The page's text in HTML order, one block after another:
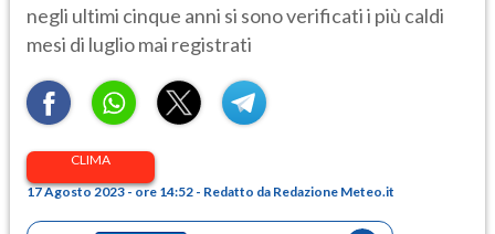
negli ultimi cinque anni si sono verificati i più caldi
mesi di luglio mai registrati
CLIMA
17 Agosto 2023 - ore 14:52 - Redatto da Redazione Meteo.it